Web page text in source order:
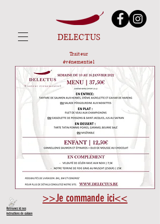
DELECTUS
Traiteur
événementiel
>>Je commande ici<<
Retrouvez ici nos
inctructions de cuisson